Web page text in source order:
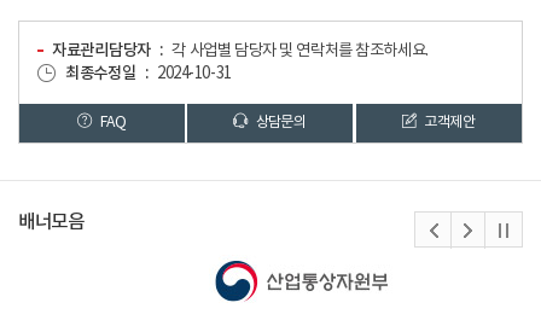
자료관리담당자
각 사업별 담당자 및 연락처를 참조하세요.
최종수정일
2024-10-31
FAQ 상담문의 고객제안
배너모음